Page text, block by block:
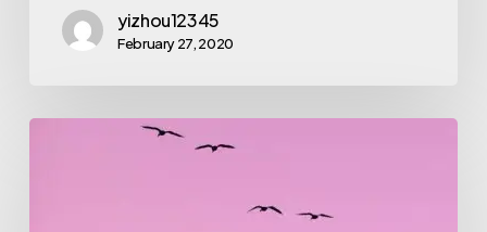
yizhou12345
February 27, 2020